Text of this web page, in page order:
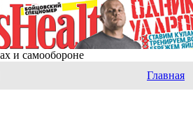
Главная